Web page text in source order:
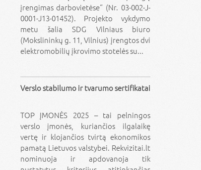
įrengimas darbovietėse“ (Nr. 03-002-J-
0001-J13-01452). Projekto vykdymo
metu šalia SDG Vilniaus biuro
(Mokslininkų g. 11, Vilnius) įrengtos dvi
elektromobilių įkrovimo stotelės su...
Verslo stabilumo ir tvarumo sertifikatai
TOP ĮMONĖS 2025 – tai pelningos
verslo įmonės, kuriančios ilgalaikę
vertę ir klojančios tvirtą ekonomikos
pamatą Lietuvos valstybei. Rekvizitai.lt
nominuoja ir apdovanoja tik